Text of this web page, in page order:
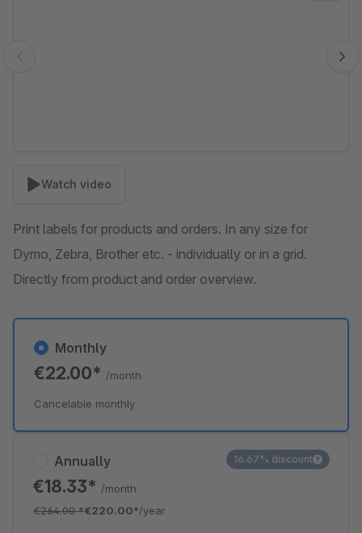
Watch video
Print labels for products and orders. In any size for
Dymo, Zebra, Brother etc. - individually or in a grid.
Directly from product and order overview.
Annually
€18.33* /month
€264.00*€220.00*/year
16.67% discount
Monthly
€22.00* /month
Cancelable monthly